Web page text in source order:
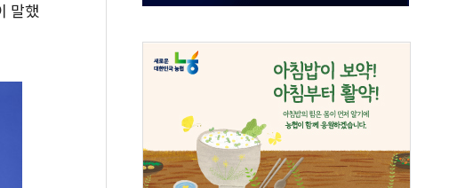
말했